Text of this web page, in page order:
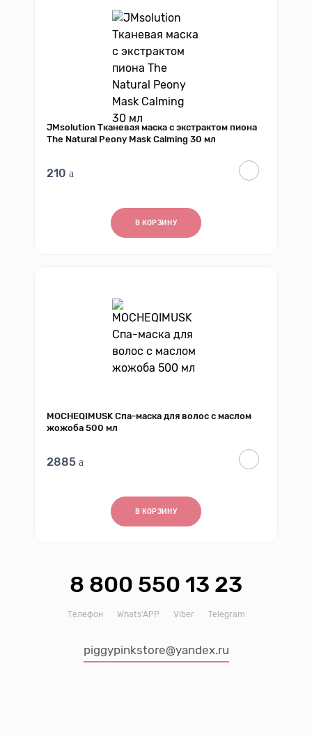
JMsolution Тканевая маска с экстрактом пиона
The Natural Peony Mask Calming 30 мл
210
В КОРЗИНУ
MOCHEQIMUSK Спа-маска для волос с маслом
жожоба 500 мл
2885
В КОРЗИНУ
8 800 550 13 23
Телефон Whats’APP Viber Telegram
piggypinkstore@yandex.ru